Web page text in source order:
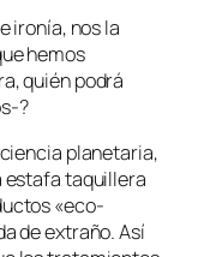
ironía, nos la
hemos
quién podrá
?
planetaria,
estafa taquillera
«eco-
de extraño. Así